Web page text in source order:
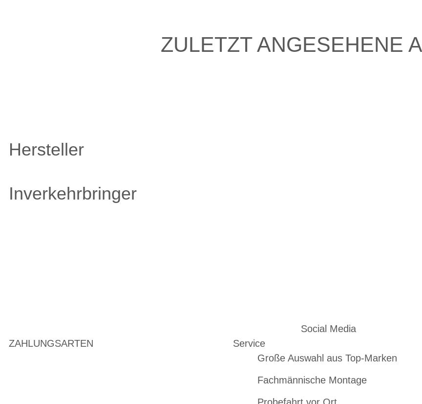
ZULETZT ANGESEHENE
Hersteller
Inverkehrbringer
Social Media
ZAHLUNGSARTEN
Service
Große Auswahl aus Top-Marken
Fachmännische Montage